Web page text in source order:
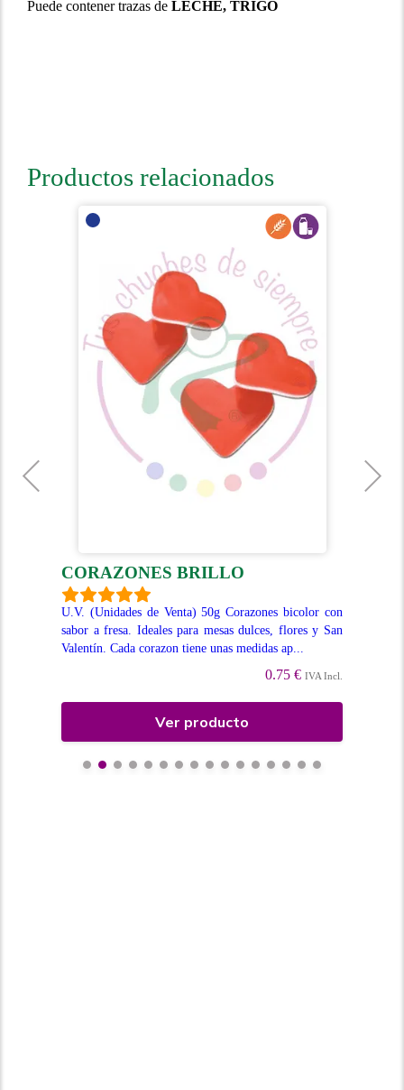
Puede contener trazas de LECHE, TRIGO
Productos relacionados
CORAZONES BRILLO
U.V. (Unidades de Venta) 50g Corazones bicolor con
sabor a fresa. Ideales para mesas dulces, flores y San
Valentín. Cada corazon tiene unas medidas ap...
0.75 € IVA Incl.
Ver producto